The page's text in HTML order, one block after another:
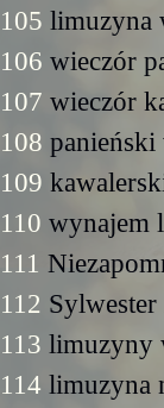
105 limuzyna
106 wieczór
107 wieczór
108 panieński
109
110 wynajem
111
112
113 limuzyny
114 limuzyna